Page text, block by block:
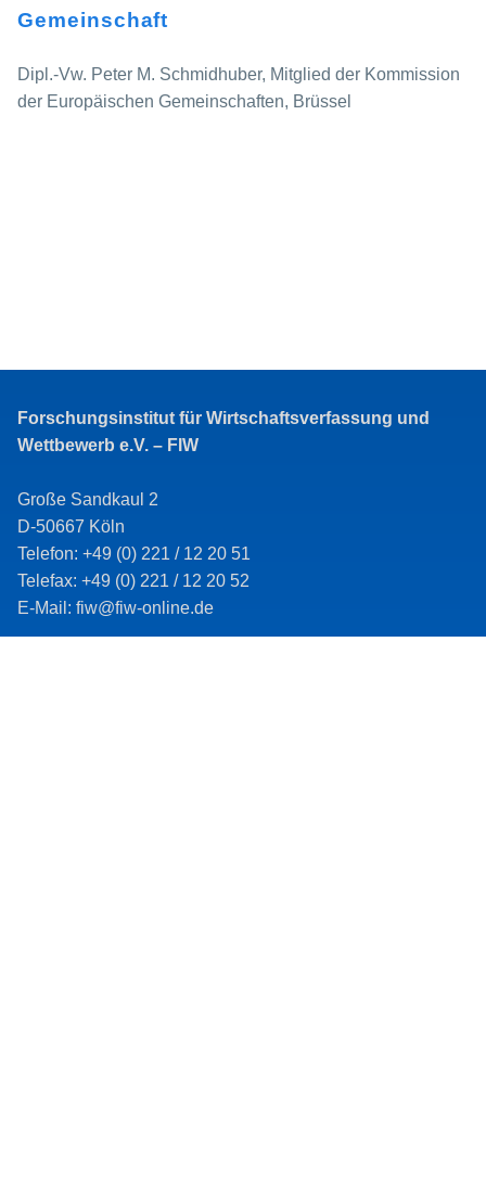
Gemeinschaft
Dipl.-Vw. Peter M. Schmidhuber, Mitglied der Kommission
der Europäischen Gemeinschaften, Brüssel
Forschungsinstitut für Wirtschaftsverfassung und
Wettbewerb e.V. – FIW
Große Sandkaul 2
D-50667 Köln
Telefon: +49 (0) 221 / 12 20 51
Telefax: +49 (0) 221 / 12 20 52
E-Mail: fiw@fiw-online.de